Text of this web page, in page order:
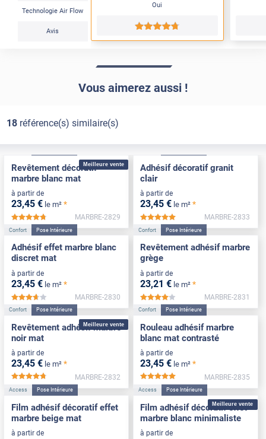
Technologie Air Flow
Avis
Oui
*****
Vous aimerez aussi !
18référence(s) similaire(s)
Meilleure vente
Revêtement décoratif
marbre blanc mat
à partir de
23,45 € le m² *
*****
MARBRE-2829
Adhésif décoratif granit
clair
à partir de
23,45 € le m² *
MARBRE-2833
Confort Pose Intérieure
Adhésif effet marbre blanc
discret mat
à partir de
23,45 € le m² *
*****
MARBRE-2830
Confort Pose Intérieure
Revêtement adhésif marbre
grège
à partir de
23,21 € le m² *
*****
MARBRE-2831
Meilleure vente
Confort Pose Intérieure
Revêtement adhésif marbre
noir mat
à partir de
23,45 € le m² *
*****
MARBRE-2832
Confort Pose Intérieure
Rouleau adhésif marbre
blanc mat contrasté
à partir de
23,45 € le m² *
MARBRE-2835
Access Pose Intérieure
Film adhésif décoratif effet
marbre beige mat
à partir de
Meilleure vente
Access Pose Intérieure
Film adhésif décoratif effet
marbre blanc minimaliste
à partir de